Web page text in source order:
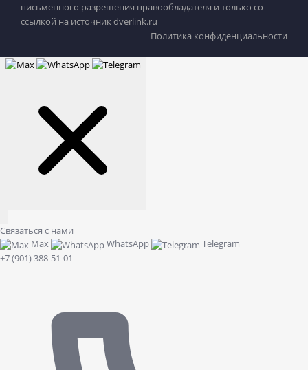
письменного разрешения правообладателя и только со
ссылкой на источник dverlink.ru
Политика конфиденциальности
Связаться с нами
Max
WhatsApp
Telegram
+7 (901) 388-51-01